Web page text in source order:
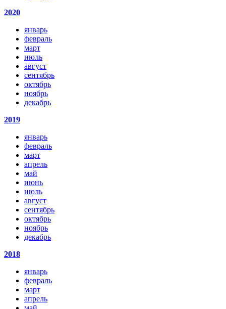
2020
январь
февраль
март
июль
август
сентябрь
октябрь
ноябрь
декабрь
2019
январь
февраль
март
апрель
май
июнь
июль
август
сентябрь
октябрь
ноябрь
декабрь
2018
январь
февраль
март
апрель